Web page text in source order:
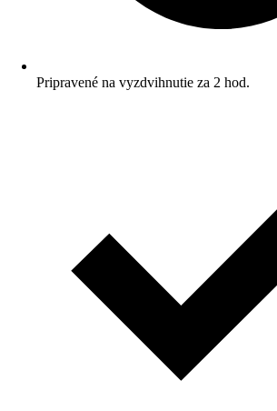
Pripravené na vyzdvihnutie za 2 hod.